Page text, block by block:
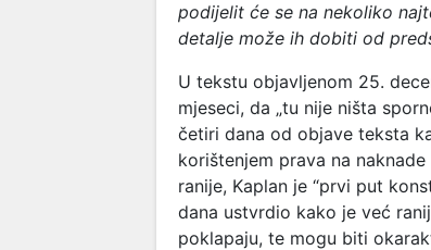
podijelit će se na nekoliko
detalje može ih dobiti od
U tekstu objavljenom 25.
mjeseci, da „tu nije ništa
četiri dana od objave teksta
korištenjem prava na
ranije, Kaplan je “prvi put
dana ustvrdio kako je već
poklapaju, te mogu biti